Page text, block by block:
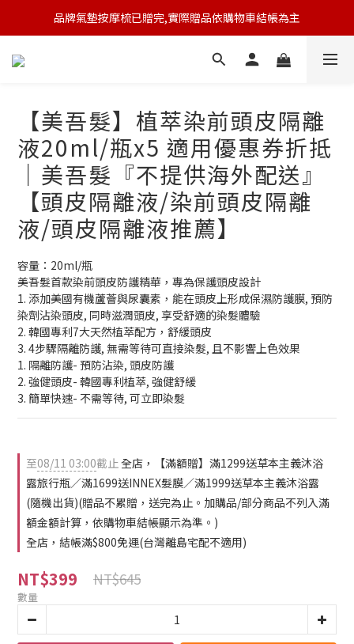
🆕 新會員註冊開卡送9折券 💰
品牌氣墊按摩梳已贈完,實際贈品依購物車結帳為主
🆕 新會員註冊開卡送9折券 💰
【美吾髮】植萃染前頭皮隔離
液20ml/瓶x5 適用優惠券折抵
｜美吾髮『不提供海外配送』
【頭皮隔離液/染前頭皮隔離
液/頭皮隔離液推薦】
容量：20ml/瓶
美吾髮首款染前頭皮防護精華，專為保護頭皮設計
1. 添加美國有機蘆薈與尿囊素，能在頭皮上形成保濕防護膜, 預防
染劑沾染頭皮, 同時滋潤頭皮, 享受舒適的染髮體驗
2. 韓國專利7大天然植萃配方，舒緩頭皮
3. 4步驟隔離防護, 無需等待可直接染髮, 且不影響上色效果
1. 隔離防護- 預防沾染, 頭皮防護
2. 強健頭皮- 韓國專利植萃, 強健舒緩
3. 簡單快速- 不需等待, 可立即染髮
至08/11 03:00截止全店，【滿額贈】滿1299送草本主義沐浴
露旅行瓶／滿1699送INNEX髮膜／滿1999送草本主義沐浴露
(隨機出貨)(贈品不累贈，送完為止。加購品/部分商品不列入滿
額金額計算，依購物車結帳顯示為準。)
全店，結帳滿$800免運(台灣離島宅配不適用)
NT$399 NT$645
數量